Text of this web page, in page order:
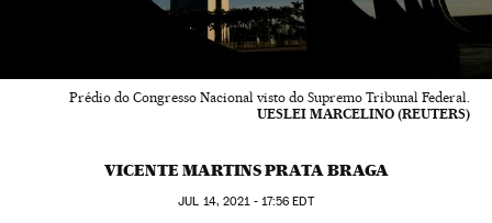
Prédio do Congresso Nacional visto do Supremo Tribunal Federal.
UESLEI MARCELINO (REUTERS)
VICENTE MARTINS PRATA BRAGA
JUL 14, 2021 - 17:56 EDT